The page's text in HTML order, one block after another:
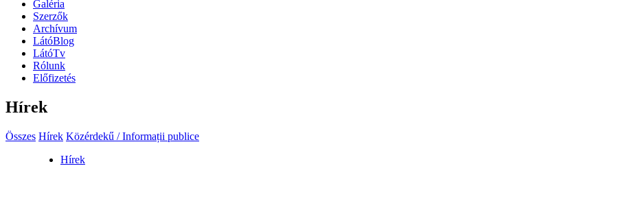
Galéria
Szerzők
Archívum
LátóBlog
LátóTv
Rólunk
Előfizetés
Hírek
Összes Hírek Közérdekű / Informații publice
Hírek